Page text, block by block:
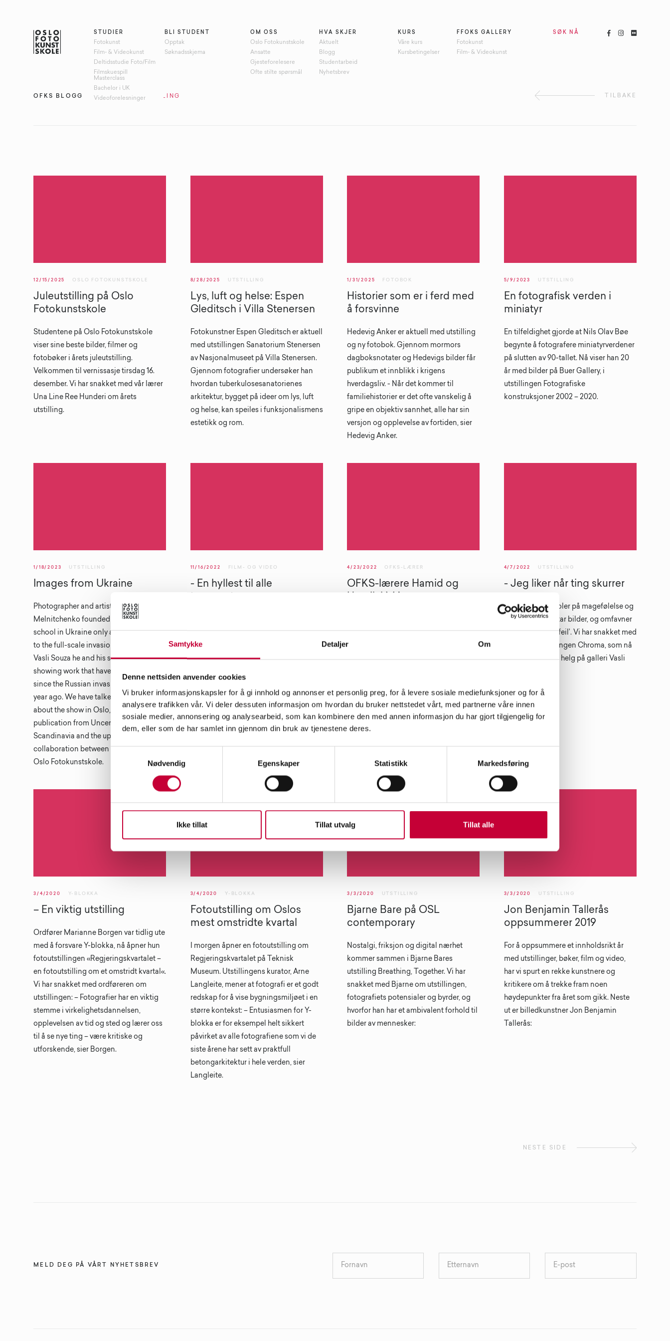
Samtykke Detaljer Om
Denne nettsiden anvender cookies
Vi bruker informasjonskapsler for å gi innhold og annonser et personlig preg, for å levere sosiale mediefunksjoner og for å
analysere trafikken vår. Vi deler dessuten informasjon om hvordan du bruker nettstedet vårt, med partnerne våre innen
sosiale medier, annonsering og analysearbeid, som kan kombinere den med annen informasjon du har gjort tilgjengelig for
dem, eller som de har samlet inn gjennom din bruk av tjenestene deres.
Nødvendig
Egenskaper Statistikk Markedsføring
Ikke tillat Tillat utvalg Tillat alle
STUDIER
Fotokunst
Film- & Videokunst
Deltidsstudie Foto/Film
Filmskuespill
Masterclass
Bachelor i UK
Videoforelesninger
BLI STUDENT
Opptak
Søknadsskjema
OM OSS
Oslo Fotokunstskole
Ansatte
Gjesteforelesere
Ofte stilte spørsmål
HVA SKJER
Aktuelt
Blogg
Studentarbeid
Nyhetsbrev
KURS
Våre kurs
Kursbetingelser
FFOKS GALLERY
Fotokunst
Film- & Videokunst
SØK NÅ   
OFKS BLOGG STIKKORD: UTSTILLING TILBAKE
12/15/2025 OSLO FOTOKUNSTSKOLE
Juleutstilling på Oslo
Fotokunstskole
Studentene på Oslo Fotokunstskole
viser sine beste bilder, filmer og
fotobøker i årets juleutstilling.
Velkommen til vernissasje tirsdag 16.
desember. Vi har snakket med vår lærer
Una Line Ree Hunderi om årets
utstilling.
8/28/2025 UTSTILLING
Lys, luft og helse: Espen
Gleditsch i Villa Stenersen
Fotokunstner Espen Gleditsch er aktuell
med utstillingen Sanatorium Stenersen
av Nasjonalmuseet på Villa Stenersen.
Gjennom fotografier undersøker han
hvordan tuberkulosesanatorienes
arkitektur, bygget på ideer om lys, luft
og helse, kan speiles i funksjonalismens
estetikk og rom.
1/31/2025 FOTOBOK
Historier som er i ferd med
å forsvinne
Hedevig Anker er aktuell med utstilling
og ny fotobok. Gjennom mormors
dagboksnotater og Hedevigs bilder får
publikum et innblikk i krigens
hverdagsliv. - Når det kommer til
familiehistorier er det ofte vanskelig å
gripe en objektiv sannhet, alle har sin
versjon og opplevelse av fortiden, sier
Hedevig Anker.
5/9/2023 UTSTILLING
En fotografisk verden i
miniatyr
En tilfeldighet gjorde at Nils Olav Bøe
begynte å fotografere miniatyrverdener
på slutten av 90-tallet. Nå viser han 20
år med bilder på Buer Gallery, i
utstillingen Fotografiske
konstruksjoner 2002 – 2020.
1/18/2023 UTSTILLING
Images from Ukraine
Photographer and artist Sergey
Melnitchenko founded his photography
school in Ukraine only a few years prior
to the full-scale invasion. At Fotogalleri
Vasli Souza he and his students are
showing work that have all been made
since the Russian invasion less than a
year ago. We have talked to Sergey
about the show in Oslo, the related
publication from Uncertain States
Scandinavia and the upcoming
collaboration between his school and
Oslo Fotokunstskole.
11/16/2022 FILM- OG VIDEO
- En hyllest til alle
Verseau vil at transkvinners erfaringer
og stemmer skal ta mer plass.
Fotogalleriet viser hennes hittil største
behandling spiller en sentral rolle.
4/23/2022 OFKS-LÆRER
OFKS-lærere Hamid og
Hamid Waheed og Henrik Follesø
Egeland er begge i innspurten av sine
Fotokunstskoles deltidsstudier. Vi har
snakket med Henrik og Hamid og
4/7/2022 UTSTILLING
- Jeg liker når ting skurrer
Victor Nicolai stoler på magefølelse og
instinkt når han tar bilder, og omfavner
gjerne tekniske ‘feil’. Vi har snakket med
Victor om utstillingen Chroma, som nå
går inn i sin siste helg på galleri Vasli
3/4/2020 Y-BLOKKA
– En viktig utstilling
Ordfører Marianne Borgen var tidlig ute
med å forsvare Y-blokka, nå åpner hun
fotoutstillingen «Regjeringskvartalet –
en fotoutstilling om et omstridt kvartal«.
Vi har snakket med ordføreren om
utstillingen: – Fotografier har en viktig
stemme i virkelighetsdannelsen,
opplevelsen av tid og sted og lærer oss
til å se nye ting – være kritiske og
utforskende, sier Borgen.
3/4/2020 Y-BLOKKA
Fotoutstilling om Oslos
mest omstridte kvartal
I morgen åpner en fotoutstilling om
Regjeringskvartalet på Teknisk
Museum. Utstillingens kurator, Arne
Langleite, mener at fotografi er et godt
redskap for å vise bygningsmiljøet i en
større kontekst: – Entusiasmen for Y-
blokka er for eksempel helt sikkert
påvirket av alle fotografiene som vi de
siste årene har sett av praktfull
betongarkitektur i hele verden, sier
Langleite.
3/3/2020 UTSTILLING
Bjarne Bare på OSL
contemporary
Nostalgi, friksjon og digital nærhet
kommer sammen i Bjarne Bares
utstilling Breathing, Together. Vi har
snakket med Bjarne om utstillingen,
fotografiets potensialer og byrder, og
hvorfor han har et ambivalent forhold til
bilder av mennesker:
3/3/2020 UTSTILLING
Jon Benjamin Tallerås
oppsummerer 2019
For å oppsummere et innholdsrikt år
med utstillinger, bøker, film og video,
har vi spurt en rekke kunstnere og
kritikere om å trekke fram noen
høydepunkter fra året som gikk. Neste
ut er billedkunstner Jon Benjamin
Tallerås:
NESTE SIDE
MELD DEG PÅ VÅRT NYHETSBREV